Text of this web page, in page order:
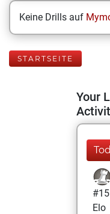
Keine Drills auf
STARTSEITE
Your
Elo